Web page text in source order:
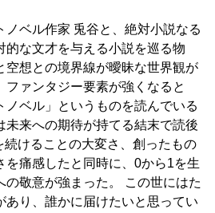
ノベル作家 兎谷と、絶対小説なる
的な文才を与える小説を巡る物
空想との境界線が曖昧な世界観が
ファンタジー要素が強くなると
ノベル」というものを読んでいる
未来への期待が持てる結末で読後
続けることの大変さ、創ったもの
を痛感したと同時に、0から1を生
の敬意が強まった。 この世にはた
あり、誰かに届けたいと思ってい